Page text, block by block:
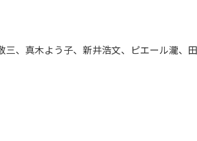
、真木よう子、新井浩文、ピエール瀧、